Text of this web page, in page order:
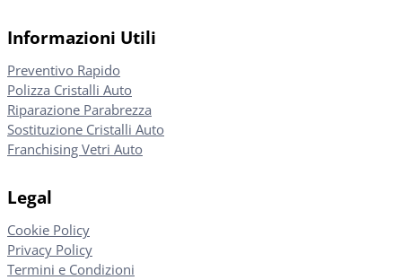
Informazioni Utili
Preventivo Rapido
Polizza Cristalli Auto
Riparazione Parabrezza
Sostituzione Cristalli Auto
Franchising Vetri Auto
Legal
Cookie Policy
Privacy Policy
Termini e Condizioni